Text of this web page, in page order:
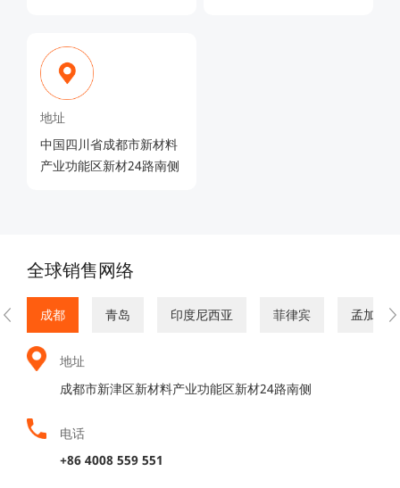
地址
中国四川省成都市新材料
产业功能区新材24路南侧
全球销售网络
成都 青岛 印度尼西亚 菲律宾 孟加拉国
地址
成都市新津区新材料产业功能区新材24路南侧
电话
+86 4008 559 551